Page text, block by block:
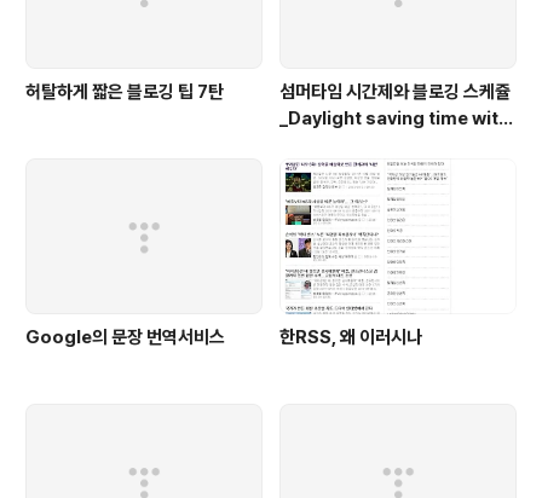
허탈하게 짧은 블로깅 팁 7탄
섬머타임 시간제와 블로깅 스케쥴
_Daylight saving time with
Google의 문장 번역서비스 한RSS, 왜 이러시나